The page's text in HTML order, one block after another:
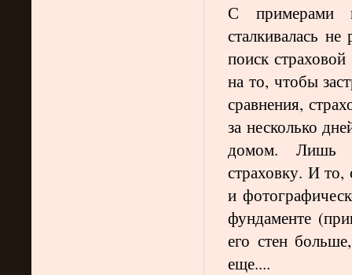
С примерами
сталкивалась
поиск
на то, чтобы
сравнения,
за несколько
домом. Лишь
страховку. И то,
и
фундаменте
его стен
еще....